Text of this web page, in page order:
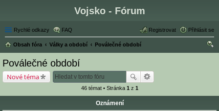
Vojsko - Fórum
Rychlé odkazy FAQ Přihlásit se
Registrovat
Obsah fóra Války a období
Poválečné období
Poválečné období
Nové téma
46 témat • Stránka 1 z 1
Oznámení